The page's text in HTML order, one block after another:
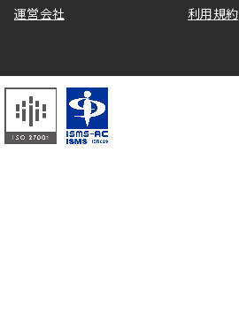
運営会社 利用規約